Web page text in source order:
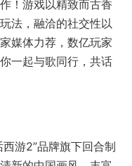
化内涵和交互融洽的
族共存的情义世界。
国风古韵，清新画
快节奏战斗，惊喜丛